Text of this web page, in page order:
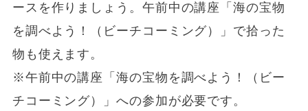
ースを作りましょう。午前中の講座「海の宝物
を調べよう！（ビーチコーミング）」で拾った
物も使えます。
※午前中の講座「海の宝物を調べよう！（ビー
チコーミング）」への参加が必要です。